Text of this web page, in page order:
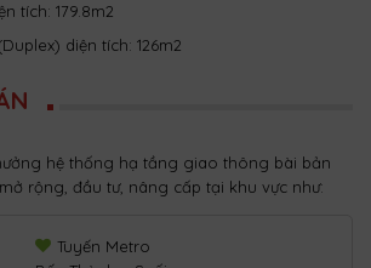
tích: 179.8m2
diện tích: 126m2
hệ thống hạ tầng giao thông bài bản
rộng, đầu tư, nâng cấp tại khu vực như:
Tuyến Metro